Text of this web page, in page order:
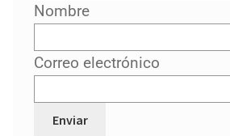
Nombre
Correo electrónico